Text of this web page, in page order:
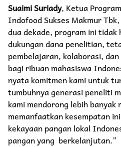
Suaimi Suriady, Ketua
Indofood Sukses Makmur
dua dekade, program ini tidak
dukungan dana penelitian,
pembelajaran, kolaborasi,
bagi ribuan mahasiswa
nyata komitmen kami untuk
tumbuhnya generasi peneliti
kami mendorong lebih banyak
memanfaatkan kesempatan
kekayaan pangan lokal
pangan yang berkelanjutan.”